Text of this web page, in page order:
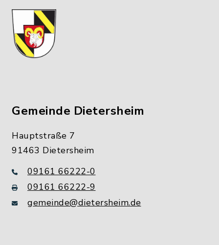
Gemeinde Dietersheim
Hauptstraße 7
91463 Dietersheim
09161 66222-0
09161 66222-9
gemeinde@dietersheim.de